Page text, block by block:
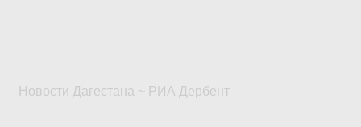
Новости Дагестана ~ РИА Дербент